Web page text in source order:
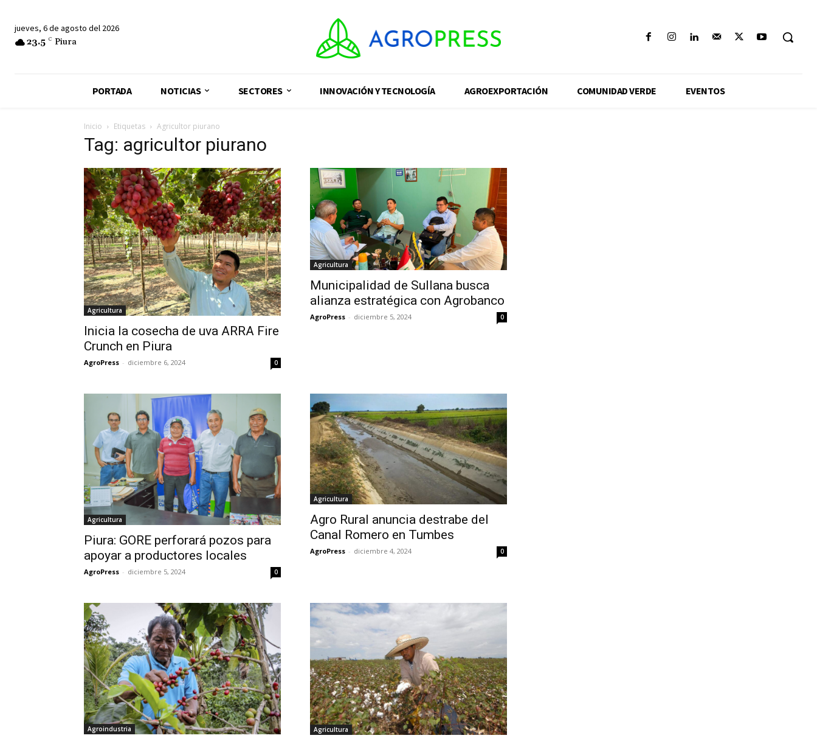
jueves, 6 de agosto del 2026
23.5 C Piura
PORTADA NOTICIAS SECTORES INNOVACIÓN Y TECNOLOGÍA AGROEXPORTACIÓN COMUNIDAD VERDE EVENTOS
Inicio Etiquetas Agricultor piurano
Tag: agricultor piurano
Agricultura
Inicia la cosecha de uva ARRA Fire
Crunch en Piura
AgroPress - diciembre 6, 2024 0
Agricultura
Municipalidad de Sullana busca
alianza estratégica con Agrobanco
AgroPress - diciembre 5, 2024 0
Agricultura
Piura: GORE perforará pozos para
apoyar a productores locales
AgroPress - diciembre 5, 2024 0
Agricultura
Agro Rural anuncia destrabe del
Canal Romero en Tumbes
AgroPress - diciembre 4, 2024 0
Agroindustria Agricultura